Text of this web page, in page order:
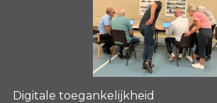
Digitale toegankelijkheid